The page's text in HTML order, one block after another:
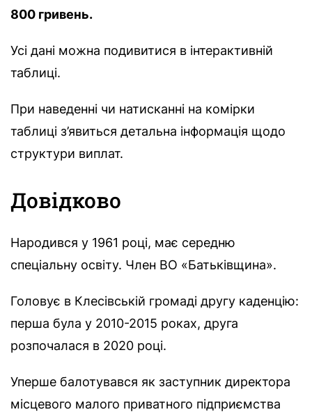
800 гривень.
Усі дані можна подивитися в інтерактивній
таблиці.
При наведенні чи натисканні на комірки
таблиці з’явиться детальна інформація щодо
структури виплат.
Довідково
Народився у 1961 році, має середню
спеціальну освіту. Член ВО «Батьківщина».
Головує в Клесівській громаді другу каденцію:
перша була у 2010-2015 роках, друга
розпочалася в 2020 році.
Уперше балотувався як заступник директора
місцевого малого приватного підприємства